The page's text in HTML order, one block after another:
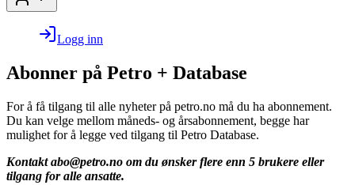
Logg inn
Abonner på Petro + Database
For å få tilgang til alle nyheter på petro.no må du ha abonnement.
Du kan velge mellom måneds- og årsabonnement, begge har
mulighet for å legge ved tilgang til Petro Database.
Kontakt abo@petro.no om du ønsker flere enn 5 brukere eller
tilgang for alle ansatte.